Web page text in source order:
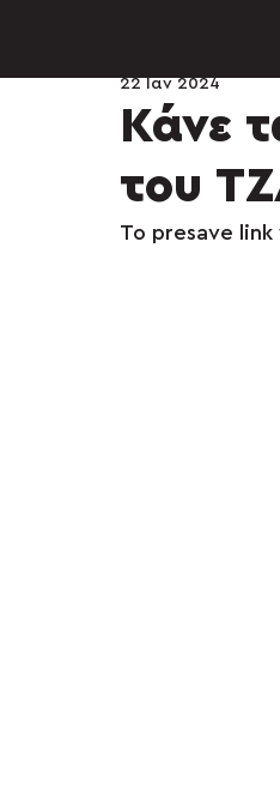
Κάνε
του
22 Ιαν 2024
Το presave link